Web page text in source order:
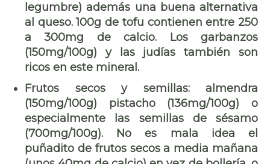
legumbre) además una buena alternativa
al queso. 100g de tofu contienen entre 250
a 300mg de calcio. Los garbanzos
(150mg/100g) y las judías también son
ricos en este mineral.
Frutos secos y semillas:almendra
(150mg/100g) pistacho (136mg/100g) o
especialmente las semillas de sésamo
(700mg/100g). No es mala idea el
puñadito de frutos secos a media mañana